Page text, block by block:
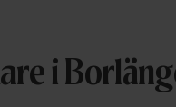
i